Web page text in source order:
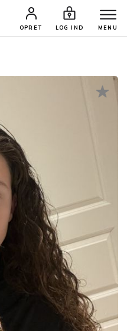
OPRET LOG IND MENU
SØG PROFIL